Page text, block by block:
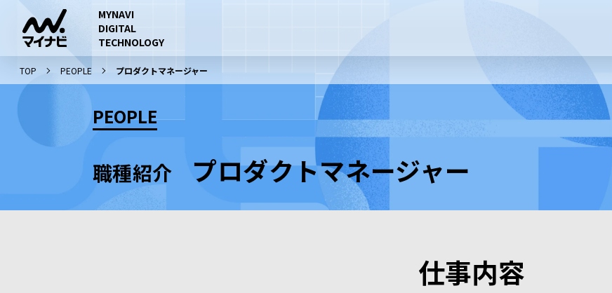
MYNAVI
DIGITAL
TECHNOLOGY
TOP PEOPLE プロダクトマネージャー
PEOPLE
職種紹介 プロダクトマネージャー
仕事内容